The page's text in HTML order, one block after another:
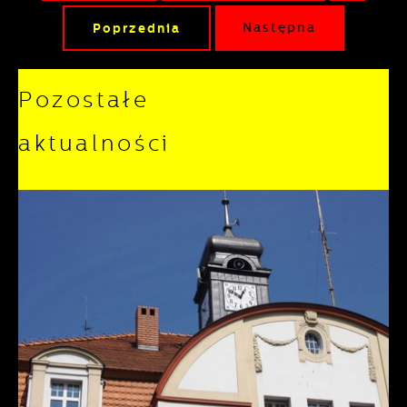
Poprzednia Następna
Pozostałe
aktualności